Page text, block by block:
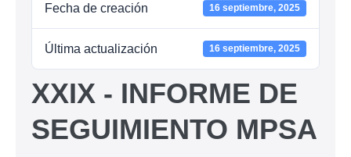
Fecha de creación 16 septiembre, 2025
Última actualización 16 septiembre, 2025
XXIX - INFORME DE
SEGUIMIENTO MPSA